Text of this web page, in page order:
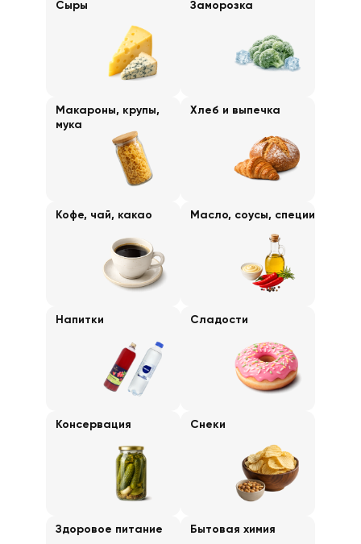
Сыры Заморозка
Макароны, крупы,
мука
Хлеб и выпечка
Кофе, чай, какао Масло, соусы, специи
Напитки Сладости
Консервация Снеки
Здоровое питание Бытовая химия